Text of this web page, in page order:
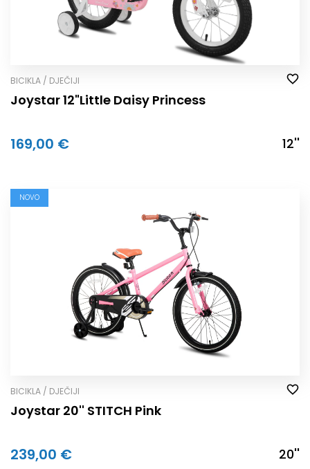
BICIKLA / DJEČIJI
Joystar 12"Little Daisy Princess
169,00 € 12''
NOVO
BICIKLA / DJEČIJI
Joystar 20'' STITCH Pink
239,00 € 20''